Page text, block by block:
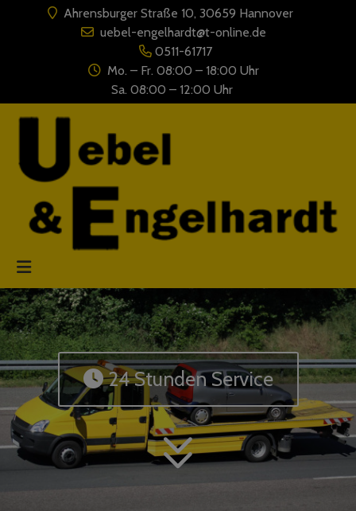
Ahrensburger Straße 10, 30659 Hannover
uebel-engelhardt@t-online.de
0511-61717
Mo. – Fr. 08:00 – 18:00 Uhr
Sa. 08:00 – 12:00 Uhr
24 Stunden Service